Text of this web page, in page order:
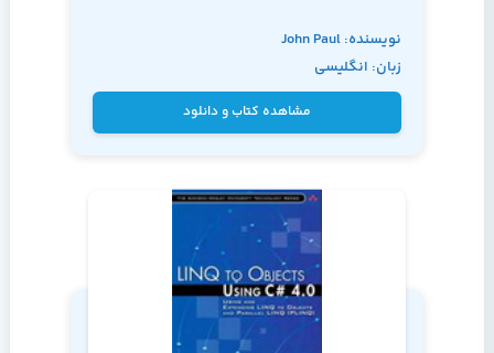
نویسنده: John Paul
Mueller
زبان: انگلیسی
مشاهده کتاب و دانلود